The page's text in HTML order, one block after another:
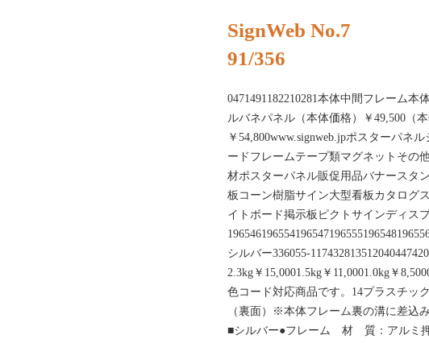
SignWeb No.7
91/356
0471491182210281本体中間フレーム本
ルバネパネル（本体価格）￥49,500（本
￥54,800www.signweb.jpポスターパネ
ードフレームテープ類マグネットその
材ポスターパネル販促用品バナースタ
板コーン樹脂サイン大型看板カタログ
イトボード掲示板ピクトサインディス
シルバー336055-
2.3kg￥15,0001.5kg￥11,0001.0kg￥
色コード対応商品です。14プラスチッ
（裏面）※本体フレーム裏の溝に差込
■シルバー●フレーム 材 質：アルミ